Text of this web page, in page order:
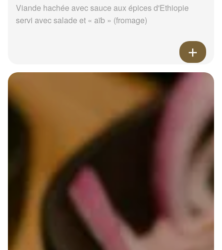
Viande hachée avec sauce aux épices d'Ethiopie
servi avec salade et « aïb » (fromage)